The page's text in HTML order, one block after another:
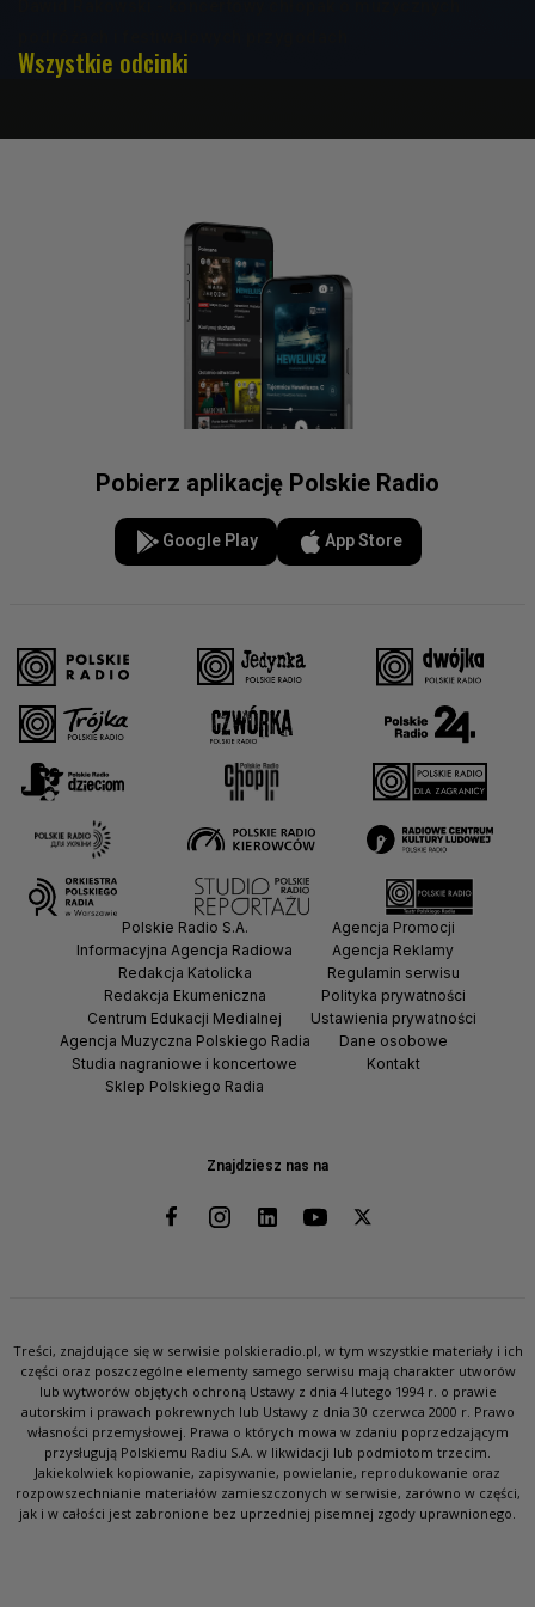
Wszystkie odcinki
Pobierz aplikację Polskie Radio
Google Play App Store
Znajdziesz nas na
Polskie Radio S.A.
Informacyjna Agencja Radiowa
Redakcja Katolicka
Redakcja Ekumeniczna
Centrum Edukacji Medialnej
Agencja Muzyczna Polskiego Radia
Studia nagraniowe i koncertowe
Sklep Polskiego Radia
Agencja Promocji
Agencja Reklamy
Regulamin serwisu
Polityka prywatności
Ustawienia prywatności
Dane osobowe
Kontakt
Treści, znajdujące się w serwisie polskieradio.pl, w tym wszystkie materiały i ich
części oraz poszczególne elementy samego serwisu mają charakter utworów
lub wytworów objętych ochroną Ustawy z dnia 4 lutego 1994 r. o prawie
autorskim i prawach pokrewnych lub Ustawy z dnia 30 czerwca 2000 r. Prawo
własności przemysłowej. Prawa o których mowa w zdaniu poprzedzającym
przysługują Polskiemu Radiu S.A. w likwidacji lub podmiotom trzecim.
Jakiekolwiek kopiowanie, zapisywanie, powielanie, reprodukowanie oraz
rozpowszechnianie materiałów zamieszczonych w serwisie, zarówno w części,
jak i w całości jest zabronione bez uprzedniej pisemnej zgody uprawnionego.